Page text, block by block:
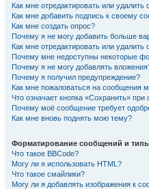
Как мне отредактировать или удалить
Как мне добавить подпись к своему
Как мне создать опрос?
Почему я не могу добавить больше
Как мне отредактировать или удалить
Почему мне недоступны некоторые
Почему я не могу добавлять
Почему я получил предупреждение?
Как мне пожаловаться на сообщения
Что означает кнопка «Сохранить»
Почему моё сообщение требует
Как мне вновь поднять мою тему?
Форматирование сообщений и
Что такое BBCode?
Могу ли я использовать HTML?
Что такое смайлики?
Могу ли я добавлять изображения к